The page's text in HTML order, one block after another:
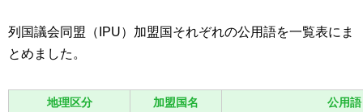
列国議会同盟（IPU）加盟国それぞれの公用語を一覧表にま
とめました。
地理区分 加盟国名 公用語